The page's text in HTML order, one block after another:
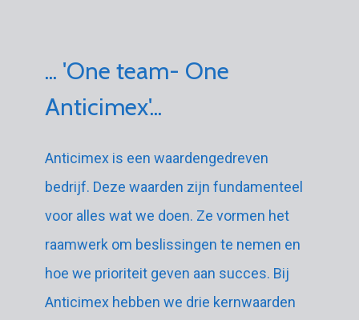
... 'One team- One
Anticimex'...
Anticimex is een waardengedreven
bedrijf. Deze waarden zijn fundamenteel
voor alles wat we doen. Ze vormen het
raamwerk om beslissingen te nemen en
hoe we prioriteit geven aan succes. Bij
Anticimex hebben we drie kernwaarden